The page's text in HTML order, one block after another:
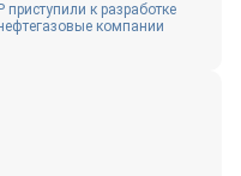
к разработке
компании